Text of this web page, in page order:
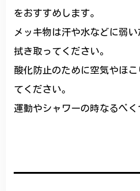
をおすすめします。
メッキ物は汗や水などに弱
拭き取ってください。
酸化防止のために空気やほ
てください。
運動やシャワーの時なるべく